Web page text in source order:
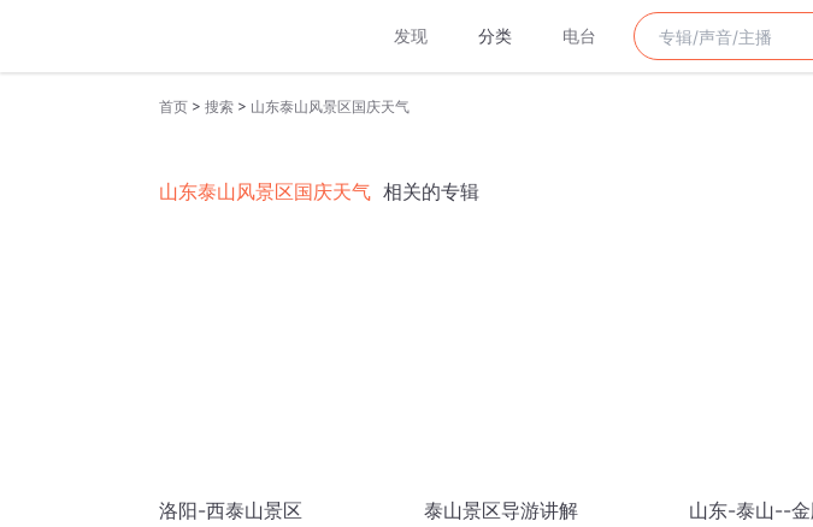
发现 分类 电台
首页 > 搜索 > 山东泰山风景区国庆天气
山东泰山风景区国庆天气 相关的专辑
洛阳-西泰山景区 泰山景区导游讲解 山东-泰山--